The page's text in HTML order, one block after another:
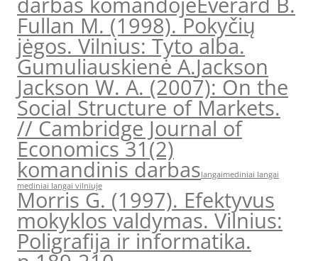
Fullan M. (1998). Pokyčių
jėgos. Vilnius: Tyto alba.
Gumuliauskienė A.Jackson
Jackson W. A. (2007): On the
Social Structure of Markets.
// Cambridge Journal of
Economics 31(2)
komandinis darbaslangaimediniai langai
mediniai langai vilniuje
Morris G. (1997). Efektyvus
mokyklos valdymas. Vilnius:
Poligrafija ir informatika.